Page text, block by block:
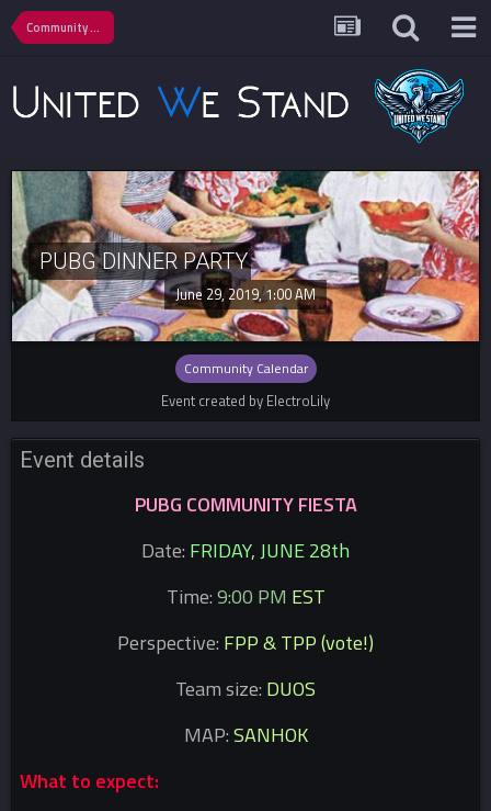
Community Calendar
PUBG DINNER PARTY
June 29, 2019, 1:00 AM
Community Calendar
Event created by ElectroLily
Event details
PUBG COMMUNITY FIESTA
Date: FRIDAY, JUNE 28th
Time:9:00 PM EST
Perspective: FPP & TPP (vote!)
Team size: DUOS
MAP:SANHOK
What to expect: